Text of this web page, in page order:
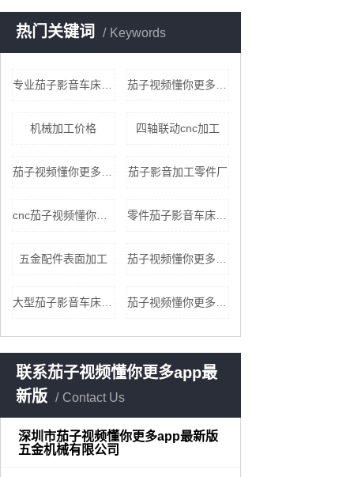
热门关键词 Keywords
机械加工价格 四轴联动cnc加工
茄子影音加工零件厂
零件茄子影音车床加工厂
五金配件表面加工
联系茄子视频懂你更多app最
新版
Contact Us
深圳市茄子视频懂你更多app最新版
五金机械有限公司